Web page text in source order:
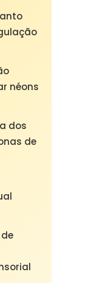
néons
dos
de